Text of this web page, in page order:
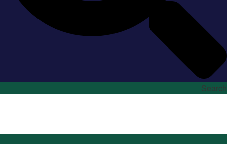
Search